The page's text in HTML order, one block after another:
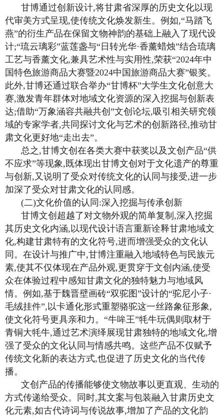
甘博通过创新设计,将甘肃省深厚的历史文化以现
代审美方式呈现,使传统文化焕发新生。例如,“马踏飞
燕”的衍生产品在保留文物神韵的基础上融入了现代设
计;“琉云璃彩”蓝莲盏与“日转光华·香薰蜡烛”结合琉璃
工艺与香薰文化,兼具艺术性与实用性,荣获“2024年中
国特色旅游商品大赛暨2024中国旅游商品大赛”银奖。
此外,甘博还通过联合举办“甘博杯”大学生文化创意大
赛,激发青年群体对地域文化资源的深入挖掘与创新表
达;借助“万象涵容共融共创”文创论坛,吸引相关研究领
域的专家学者,共同探讨文化与艺术的创新路径,推动甘
肃文化更好地“走出去”。
总之,甘博文创在各类大赛中获奖以及文创产品“供
不应求”等现象,既体现出甘博文创对于文化遗产的尊重
与创新,又说明了受众对传统文化的认同与接受,进一步
加深了受众对甘肃文化的认同感。
(二)文化价值的认同:深入挖掘与传承创新
甘博文创超越了对文物外观的简单复制,深入挖掘
其历史文化内涵,以现代设计语言重新诠释甘肃地域文
化,构建甘肃特有的文化符号,进而增强受众的文化认
同。在设计与推广中,甘博注重融入地域特色与民族元
素,使其不仅体现在产品外观,更贯穿于文创内涵,使受
众在体验过程中感知甘肃文化的独特魅力与地域风
情。例如,基于魏晋壁画砖“双驼图”设计的“驼尼小子·
毛绒挂件”,以卡通化形式重塑骆驼这一丝路象征形象,
使文化符号更具亲和力。“牛哞王”牦牛玩偶则取材于
青铜大牦牛,通过艺术演绎展现甘肃独特的地域文化,增
强了受众的文化认同与情感共鸣。这些产品不仅赋予
传统文化新的表达方式,也促进了历史文化的当代传
播。
文创产品的传播能够使文物故事以更直观、生动的
方式传递给受众。同时,其文案与包装融入甘肃历史文
化元素,如古代诗词与传说故事,增加了产品的文化韵